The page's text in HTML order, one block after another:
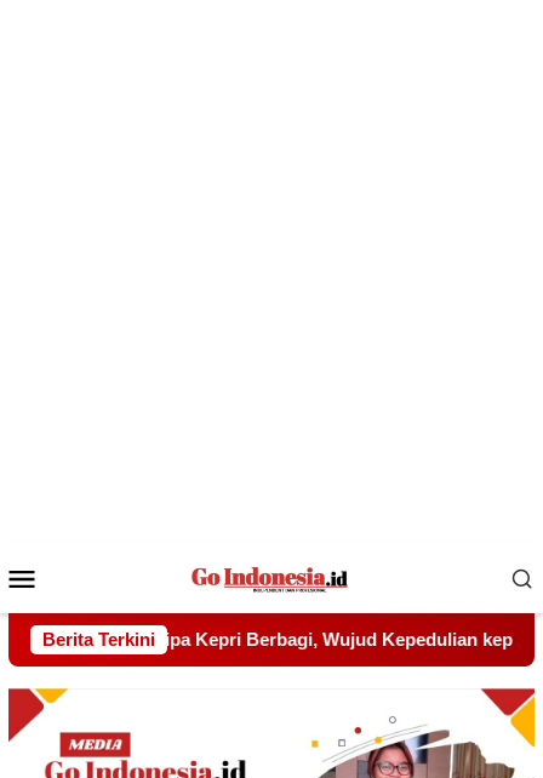
Mobile
Berita Terkini
Wujud Kepedulian kepada Pondok Tahfidz Yatim dan Dhuafa